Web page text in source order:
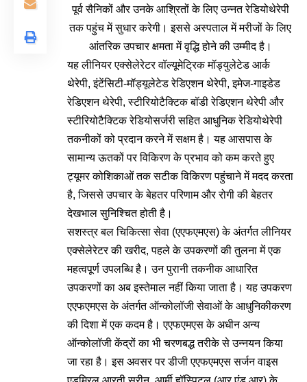
पूर्व सैनिकों और उनके आश्रितों के लिए उन्नत रेडियोथेरेपी
तक पहुंच में सुधार करेगी। इससे अस्पताल में मरीजों के लिए
आंतरिक उपचार क्षमता में वृद्धि होने की उम्मीद है।
यह लीनियर एक्सेलेरेटर वॉल्यूमेट्रिक मॉड्युलेटेड आर्क
थेरेपी, इंटेंसिटी-मॉड्यूलेटेड रेडिएशन थेरेपी, इमेज-गाइडेड
रेडिएशन थेरेपी, स्टीरियोटैक्टिक बॉडी रेडिएशन थेरेपी और
स्टीरियोटैक्टिक रेडियोसर्जरी सहित आधुनिक रेडियोथेरेपी
तकनीकों को प्रदान करने में सक्षम है। यह आसपास के
सामान्य ऊतकों पर विकिरण के प्रभाव को कम करते हुए
ट्यूमर कोशिकाओं तक सटीक विकिरण पहुंचाने में मदद करता
है, जिससे उपचार के बेहतर परिणाम और रोगी की बेहतर
देखभाल सुनिश्चित होती है।
सशस्त्र बल चिकित्सा सेवा (एएफएमएस) के अंतर्गत लीनियर
एक्सेलेरेटर की खरीद, पहले के उपकरणों की तुलना में एक
महत्वपूर्ण उपलब्धि है। उन पुरानी तकनीक आधारित
उपकरणों का अब इस्‍तेमाल नहीं किया जाता है। यह उपकरण
एएफएमएस के अंतर्गत ऑन्कोलॉजी सेवाओं के आधुनिकीकरण
की दिशा में एक कदम है। एएफएमएस के अधीन अन्य
ऑन्कोलॉजी केंद्रों का भी चरणबद्ध तरीके से उन्नयन किया
जा रहा है। इस अवसर पर डीजी एएफएमएस सर्जन वाइस